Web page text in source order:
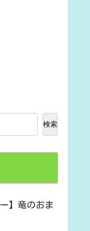
検索
】竜のおま